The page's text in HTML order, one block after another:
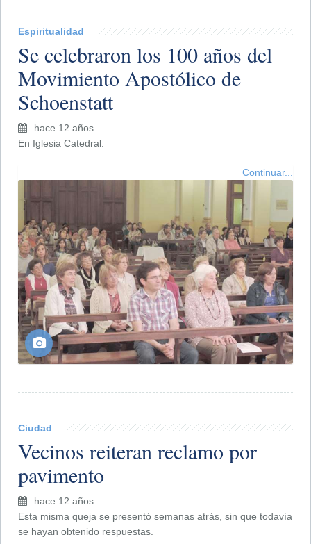
Espiritualidad
Se celebraron los 100 años del
Movimiento Apostólico de
Schoenstatt
hace 12 años
En Iglesia Catedral.
Continuar...
Ciudad
Vecinos reiteran reclamo por
pavimento
hace 12 años
Esta misma queja se presentó semanas atrás, sin que todavía
se hayan obtenido respuestas.